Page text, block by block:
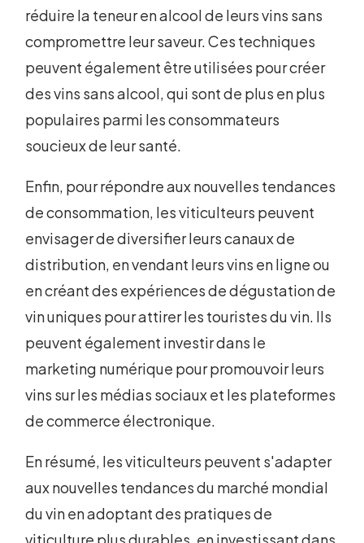
réduire la teneur en alcool de leurs vins sans
compromettre leur saveur. Ces techniques
peuvent également être utilisées pour créer
des vins sans alcool, qui sont de plus en plus
populaires parmi les consommateurs
soucieux de leur santé.
Enfin, pour répondre aux nouvelles tendances
de consommation, les viticulteurs peuvent
envisager de diversifier leurs canaux de
distribution, en vendant leurs vins en ligne ou
en créant des expériences de dégustation de
vin uniques pour attirer les touristes du vin. Ils
peuvent également investir dans le
marketing numérique pour promouvoir leurs
vins sur les médias sociaux et les plateformes
de commerce électronique.
En résumé, les viticulteurs peuvent s'adapter
aux nouvelles tendances du marché mondial
du vin en adoptant des pratiques de